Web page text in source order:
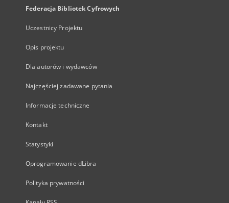
Federacja Bibliotek Cyfrowych
Uczestnicy Projektu
Opis projektu
Dla autorów i wydawców
Najczęściej zadawane pytania
Informacje techniczne
Kontakt
Statystyki
Oprogramowanie dLibra
Polityka prywatności